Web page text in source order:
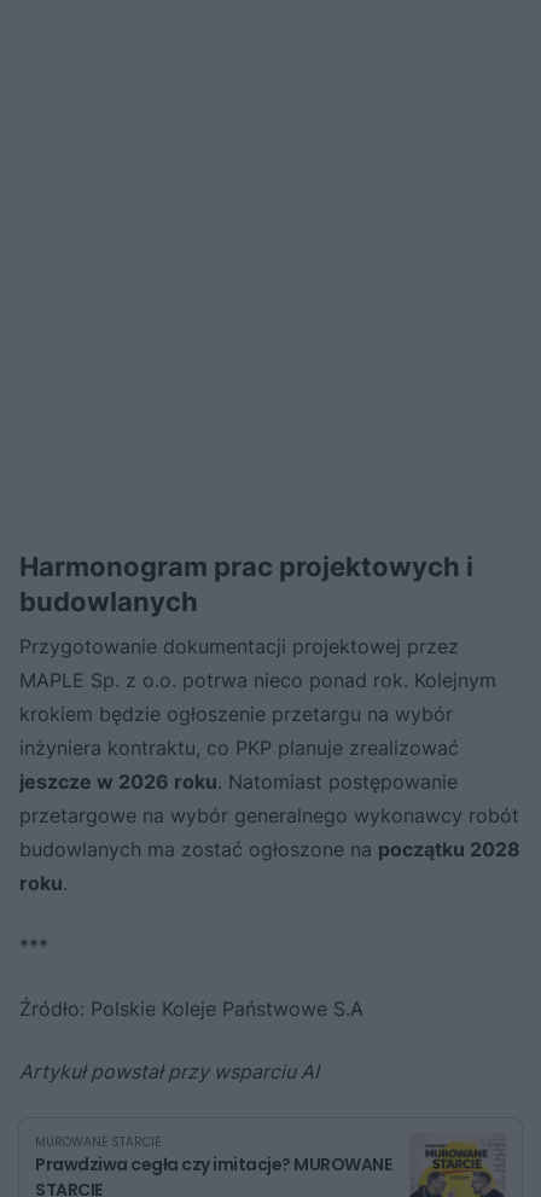
Harmonogram prac projektowych i
budowlanych
Przygotowanie dokumentacji projektowej przez
MAPLE Sp. z o.o. potrwa nieco ponad rok. Kolejnym
krokiem będzie ogłoszenie przetargu na wybór
inżyniera kontraktu, co PKP planuje zrealizować
jeszcze w 2026 roku. Natomiast postępowanie
przetargowe na wybór generalnego wykonawcy robót
budowlanych ma zostać ogłoszone na początku 2028
roku.
***
Źródło: Polskie Koleje Państwowe S.A
Artykuł powstał przy wsparciu AI
MUROWANE STARCIE
Prawdziwa cegła czy imitacje? MUROWANE
STARCIE